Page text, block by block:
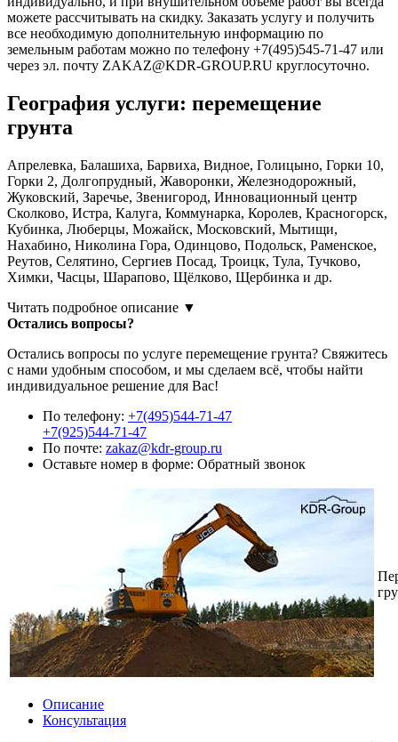
можете рассчитывать на скидку. Заказать услугу и получить
все необходимую дополнительную информацию по
земельным работам можно по телефону +7(495)545-71-47 или
через эл. почту ZAKAZ@KDR-GROUP.RU круглосуточно.
География услуги: перемещение
грунта
Апрелевка, Балашиха, Барвиха, Видное, Голицыно, Горки 10,
Горки 2, Долгопрудный, Жаворонки, Железнодорожный,
Жуковский, Заречье, Звенигород, Инновационный центр
Сколково, Истра, Калуга, Коммунарка, Королев, Красногорск,
Кубинка, Люберцы, Можайск, Московский, Мытищи,
Нахабино, Николина Гора, Одинцово, Подольск, Раменское,
Реутов, Селятино, Сергиев Посад, Троицк, Тула, Тучково,
Химки, Часцы, Шарапово, Щёлково, Щербинка и др.
Читать подробное описание ▼
Остались вопросы?
Остались вопросы по услуге перемещение грунта? Свяжитесь
с нами удобным способом, и мы сделаем всё, чтобы найти
индивидуальное решение для Вас!
По телефону: +7(495)544-71-47
+7(925)544-71-47
По почте: zakaz@kdr-group.ru
Оставьте номер в форме: Обратный звонок
Описание
Консультация